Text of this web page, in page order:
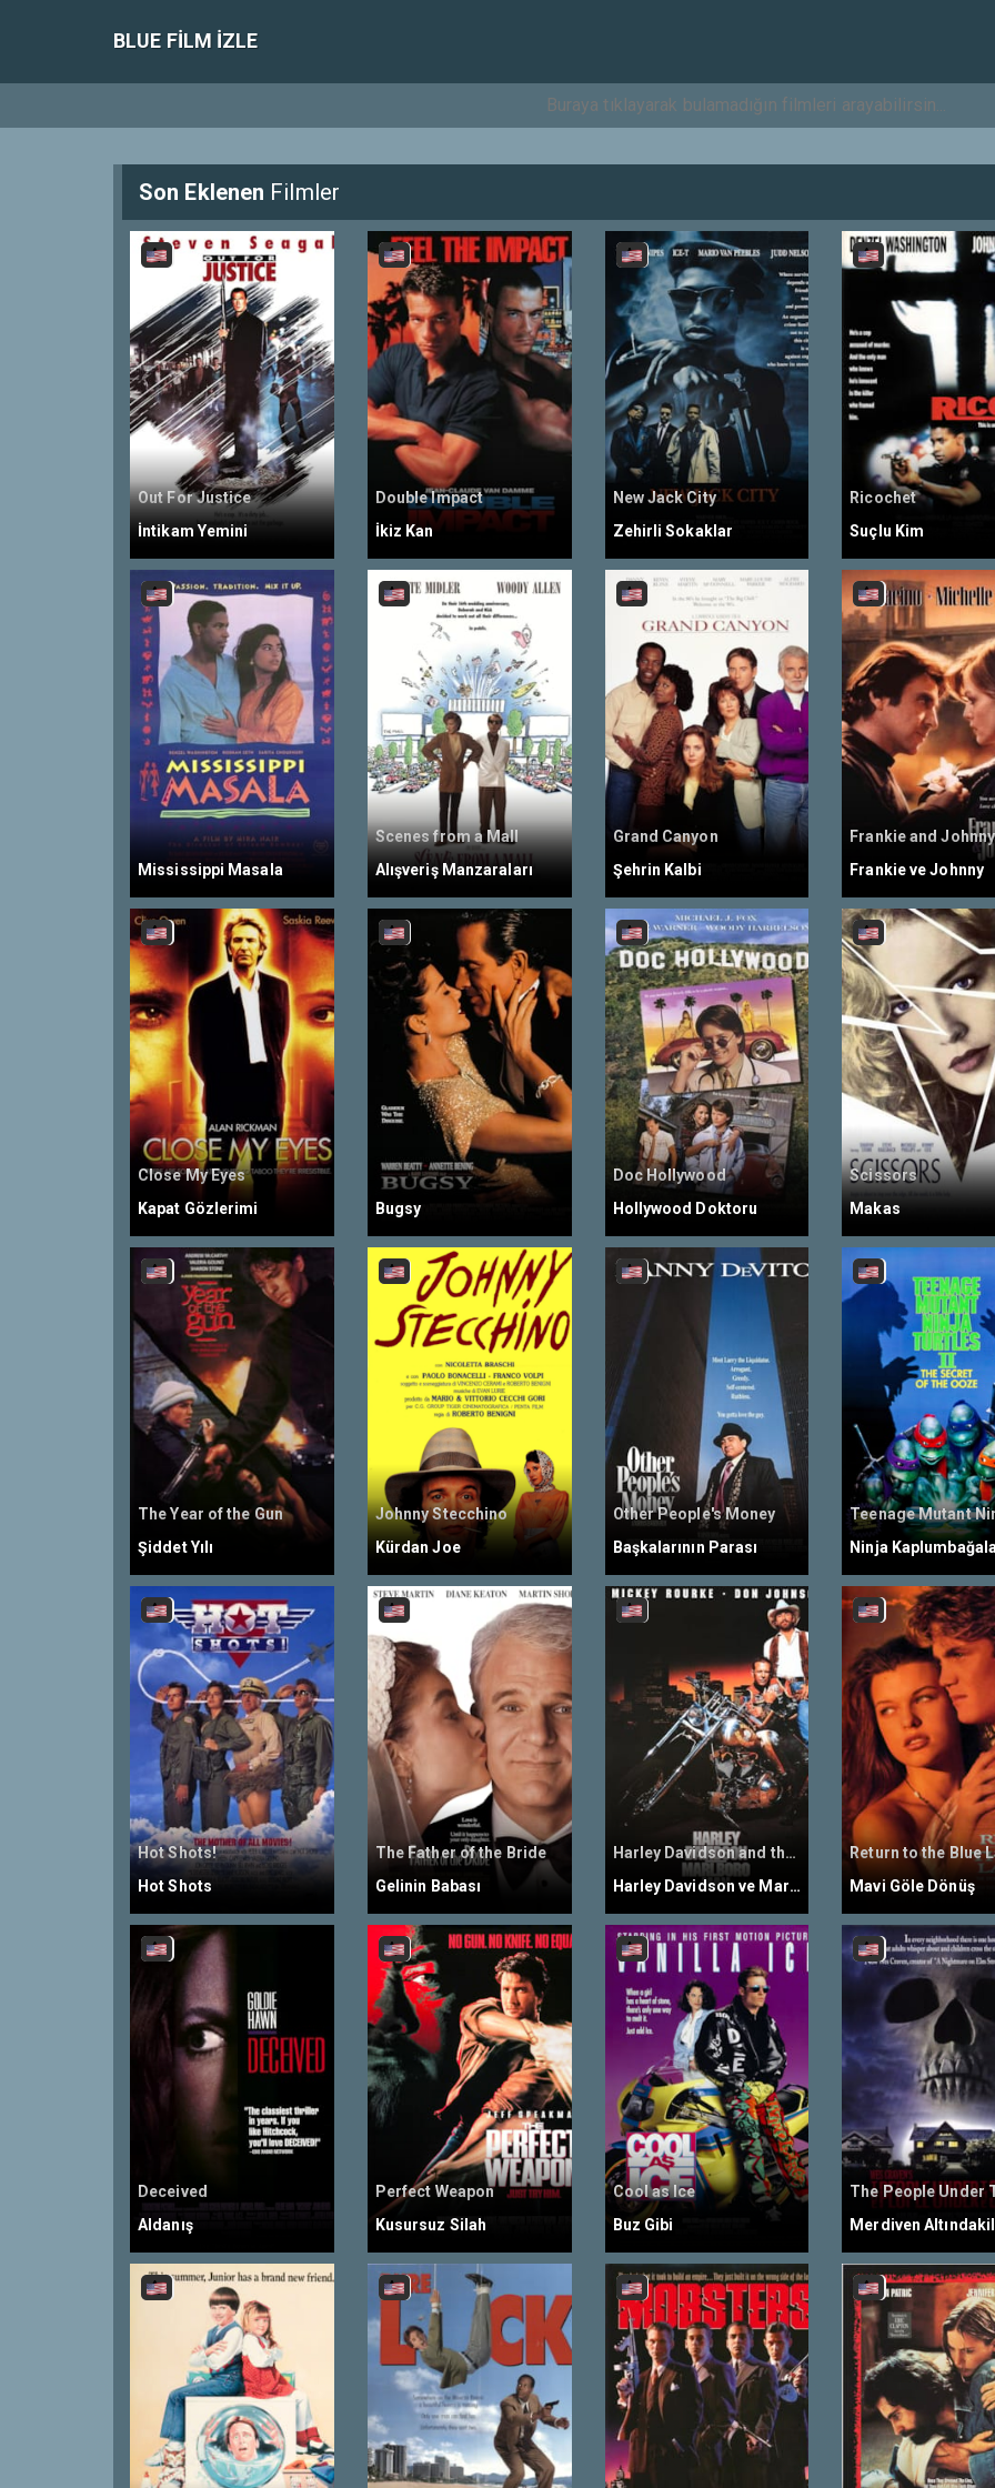
BLUE FILM IZLE
Son Eklenen Filmler
Out For Justice
İntikam Yemini
Double Impact
İkiz Kan
New Jack City
Zehirli Sokaklar
Ricochet
Suçlu Kim
Mississippi Masala
Scenes from a Mall
Alışveriş Manzaraları
Grand Canyon
Şehrin Kalbi
Frankie and Johnny
Frankie ve Johnny
Close My Eyes
Kapat Gözlerimi
Bugsy
Doc Hollywood
Hollywood Doktoru
Scissors
Makas
The Year of the Gun
Şiddet Yılı
Johnny Stecchino
Kürdan Joe
Other People's Money
Başkalarının Parası
Ninja
Hot Shots!
Hot Shots
The Father of the Bride
Gelinin Babası
Harley Davidson and the Marlboro Man
Harley Davidson ve Marlboro Man
Mavi Göle Dönüş
Deceived
Aldanış
Perfect Weapon
Kusursuz Silah
Cool as Ice
Buz Gibi
Merdiven